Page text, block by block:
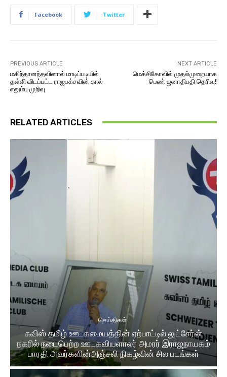
Facebook Twitter
PREVIOUS ARTICLE
மகிந்தானந்தவினால் மாடிப்படியில்
தள்ளி விடப்பட்ட ராஜபக்சவின் கால்
எலும்பு முறிவு
NEXT ARTICLE
மெக்சிகோவில் முதல்முறையாக
பெண் ஜனாதிபதி தெரிவு!
RELATED ARTICLES
செய்திகள்
சுவிஸ் தமிழ் ஊடகமையத்தின் ஏற்பாட்டில் லுட்சேர்ன்
நகரில் நடைபெற்ற ஊடகவியளாலர் அமரர் இராஜநாயகம்
பாரதி அவர்களின்அஞ்சலி நிகழ்வின் சில படங்கள்